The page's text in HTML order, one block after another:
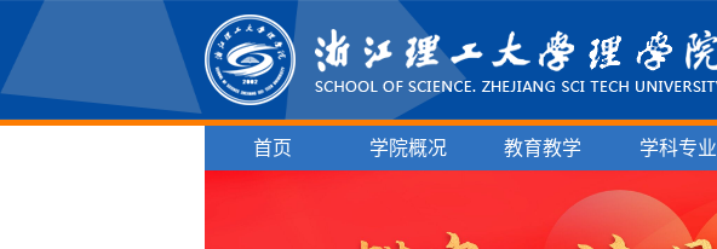
首页 学院概况 教育教学 学科专业